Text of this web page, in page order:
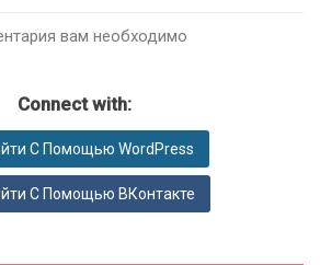
вам необходимо
Connect with:
С Помощью WordPress
С Помощью ВКонтакте